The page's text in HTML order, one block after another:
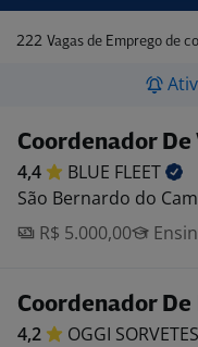
222 Vagas de Emprego de
Coordenador De
4,4 BLUE FLEET
São Bernardo do
R$ 5.000,00
Coordenador
4,2 OGGI SORVETES